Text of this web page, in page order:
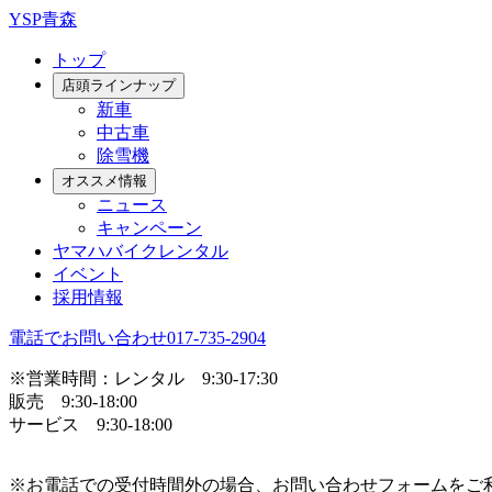
YSP青森
トップ
店頭ラインナップ
新車
中古車
除雪機
オススメ情報
ニュース
キャンペーン
ヤマハバイクレンタル
イベント
採用情報
電話でお問い合わせ017-735-2904
※営業時間：レンタル 9:30-17:30
販売 9:30-18:00
サービス 9:30-18:00
※お電話での受付時間外の場合、お問い合わせフォームをご